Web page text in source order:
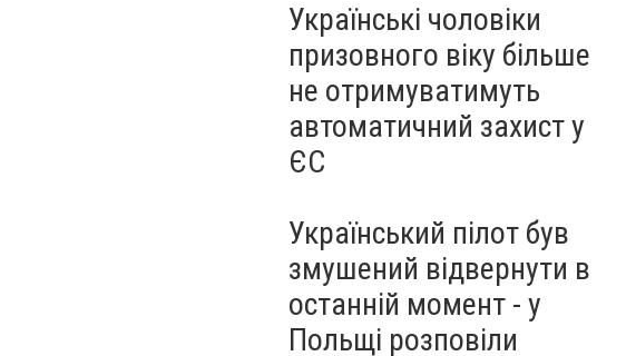
Українські чоловіки
призовного віку більше
не отримуватимуть
автоматичний захист у
ЄС
Український пілот був
змушений відвернути в
останній момент - у
Польщі розповіли